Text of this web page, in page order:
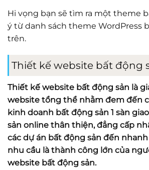
Hi vọng bạn sẽ tìm ra một theme
ý từ danh sách theme WordPress
trên.
Thiết kế website bất động
Thiết kế website bất động sản là
website tổng thể nhằm đem đến
kinh doanh bất động sản 1 sàn
sản online thân thiện, đẳng cấp
các dự án bất động sản đến
nhu cầu là thành công lớn của
website bất động sản.